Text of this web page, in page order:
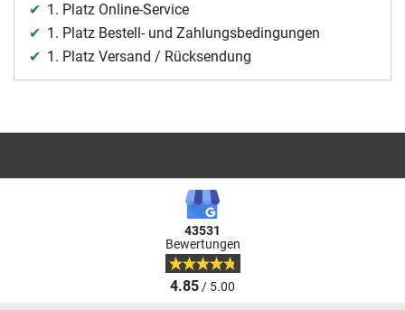
1. Platz Online-Service
1. Platz Bestell- und Zahlungsbedingungen
1. Platz Versand / Rücksendung
43531
Bewertungen
4.85/ 5.00